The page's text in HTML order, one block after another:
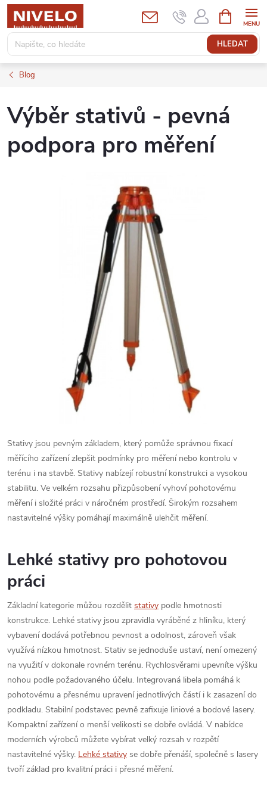
Přejít
obsah
HLEDAT
NÁKUPNÍ
KOŠÍK
Blog
Výběr stativů - pevná
podpora pro měření
Stativy jsou pevným základem, který pomůže správnou fixací
měřícího zařízení zlepšit podmínky pro měření nebo kontrolu v
terénu i na stavbě. Stativy nabízejí robustní konstrukci a vysokou
stabilitu. Ve velkém rozsahu přizpůsobení vyhoví pohotovému
měření i složité práci v náročném prostředí. Širokým rozsahem
nastavitelné výšky pomáhají maximálně ulehčit měření.
Lehké stativy pro pohotovou
práci
Základní kategorie můžou rozdělit stativy podle hmotnosti
konstrukce. Lehké stativy jsou zpravidla vyráběné z hliníku, který
vybavení dodává potřebnou pevnost a odolnost, zároveň však
využívá nízkou hmotnost. Stativ se jednoduše ustaví, není omezený
na využití v dokonale rovném terénu. Rychlosvěrami upevníte výšku
nohou podle požadovaného účelu. Integrovaná libela pomáhá k
pohotovému a přesnému upravení jednotlivých částí i k zasazení do
podkladu. Stabilní podstavec pevně zafixuje liniové a bodové lasery.
Kompaktní zařízení o menší velikosti se dobře ovládá. V nabídce
moderních výrobců můžete vybírat velký rozsah v rozpětí
nastavitelné výšky. Lehké stativy se dobře přenáší, společně s lasery
tvoří základ pro kvalitní práci i přesné měření.